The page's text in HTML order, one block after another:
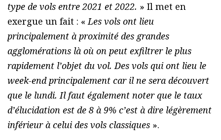
type de vols entre 2021 et 2022. » Il met en
exergue un fait : «Les vols ont lieu
principalement à proximité des grandes
agglomérations là où on peut exfiltrer le plus
rapidement l’objet du vol. Des vols qui ont lieu le
week-end principalement car il ne sera découvert
que le lundi. Il faut également noter que le taux
d’élucidation est de 8 à 9% c’est à dire légèrement
inférieur à celui des vols classiques ».